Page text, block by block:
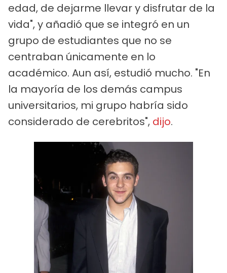
edad, de dejarme llevar y disfrutar de la
vida", y añadió que se integró en un
grupo de estudiantes que no se
centraban únicamente en lo
académico. Aun así, estudió mucho. "En
la mayoría de los demás campus
universitarios, mi grupo habría sido
considerado de cerebritos", dijo.